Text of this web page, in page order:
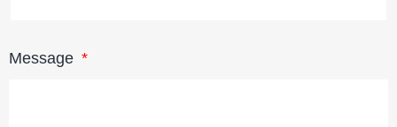
Message